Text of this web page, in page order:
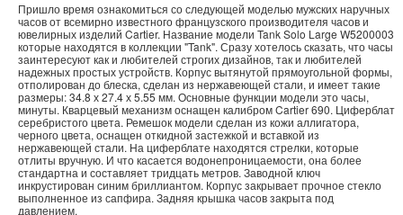
Пришло время ознакомиться со следующей моделью мужских наручных
часов от всемирно известного французского производителя часов и
ювелирных изделий Cartier. Название модели Tank Solo Large W5200003
которые находятся в коллекции "Tank". Сразу хотелось сказать, что часы
заинтересуют как и любителей строгих дизайнов, так и любителей
надежных простых устройств. Корпус вытянутой прямоугольной формы,
отполирован до блеска, сделан из нержавеющей стали, и имеет такие
размеры: 34.8 х 27.4 х 5.55 мм. Основные функции модели это часы,
минуты. Кварцевый механизм оснащен калибром Cartier 690. Циферблат
серебристого цвета. Ремешок модели сделан из кожи аллигатора,
черного цвета, оснащен откидной застежкой и вставкой из
нержавеющей стали. На циферблате находятся стрелки, которые
отлиты вручную. И что касается водонепроницаемости, она более
стандартна и составляет тридцать метров. Заводной ключ
инкрустирован синим бриллиантом. Корпус закрывает прочное стекло
выполненное из сапфира. Задняя крышка часов закрыта под
давлением.